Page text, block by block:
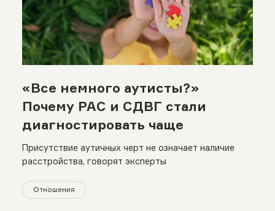
«Все немного аутисты?»
Почему РАС и СДВГ стали
диагностировать чаще
Присутствие аутичных черт не означает наличие
расстройства, говорят эксперты
Отношения